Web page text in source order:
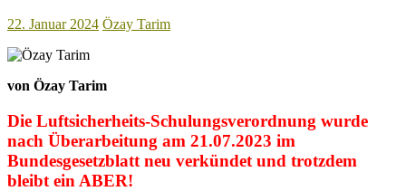
22. Januar 2024 Özay Tarim
von Özay Tarim
Die Luftsicherheits-Schulungsverordnung wurde
nach Überarbeitung am 21.07.2023 im
Bundesgesetzblatt neu verkündet und trotzdem
bleibt ein ABER!